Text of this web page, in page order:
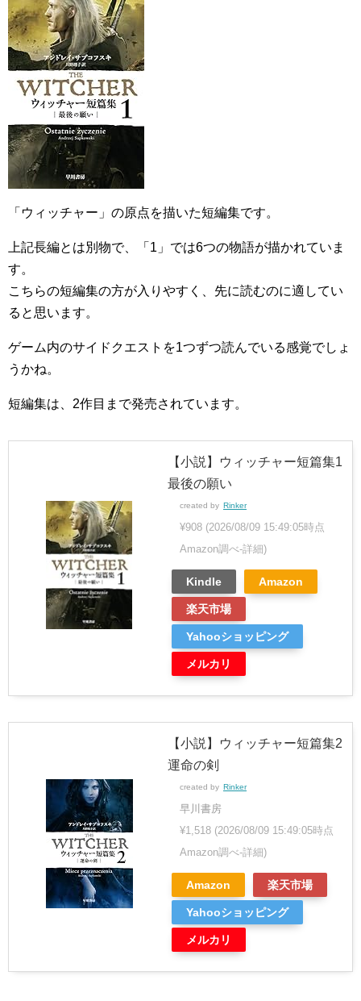
「ウィッチャー」の原点を描いた短編集です。
上記長編とは別物で、「1」では6つの物語が描かれていま
す。
こちらの短編集の方が入りやすく、先に読むのに適してい
ると思います。
ゲーム内のサイドクエストを1つずつ読んでいる感覚でしょ
うかね。
短編集は、2作目まで発売されています。
【小説】ウィッチャー短篇集1
最後の願い
created by Rinker
¥908 (2026/08/09 15:49:05時点
Amazon調べ-詳細)
Kindle Amazon
楽天市場
Yahooショッピング
メルカリ
【小説】ウィッチャー短篇集2
運命の剣
created by Rinker
早川書房
¥1,518 (2026/08/09 15:49:05時点
Amazon調べ-詳細)
Amazon 楽天市場
Yahooショッピング
メルカリ